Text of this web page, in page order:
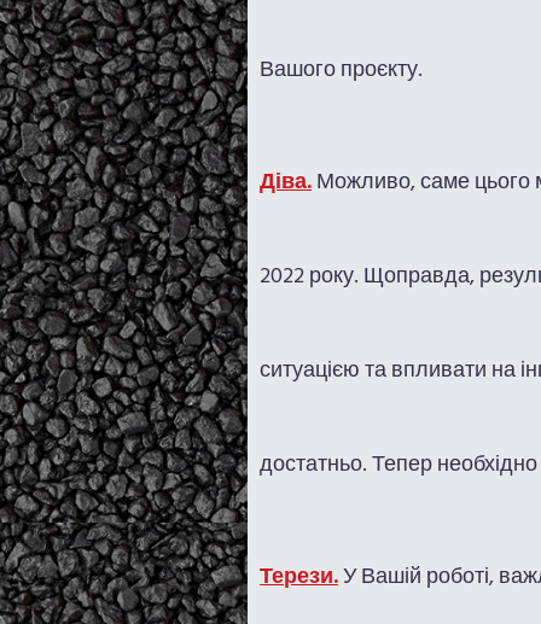
Вашого проєкту.
Діва.Можливо, саме цього
2022 року. Щоправда,
ситуацією та впливати на
достатньо. Тепер
Терези.У Вашій роботі,